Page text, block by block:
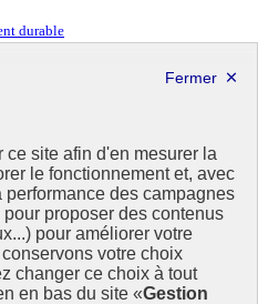
site afin d'en mesurer la
le fonctionnement et, avec
des campagnes
proposer des contenus
pour améliorer votre
votre choix
changer ce choix à tout
en bas du site «Gestion
durable
concernant l’Agenda
Il valorise la mobilisation de